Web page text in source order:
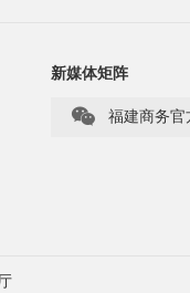
新媒体矩阵
 福建商务官